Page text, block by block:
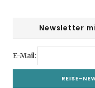
Newsletter
E-Mail: